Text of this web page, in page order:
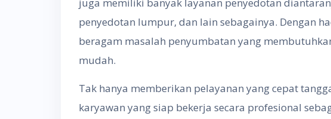
juga memiliki banyak layanan penyedotan
penyedotan lumpur, dan lain sebagainya. Dengan
beragam masalah penyumbatan yang
mudah.
Tak hanya memberikan pelayanan yang cepat
karyawan yang siap bekerja secara profesional